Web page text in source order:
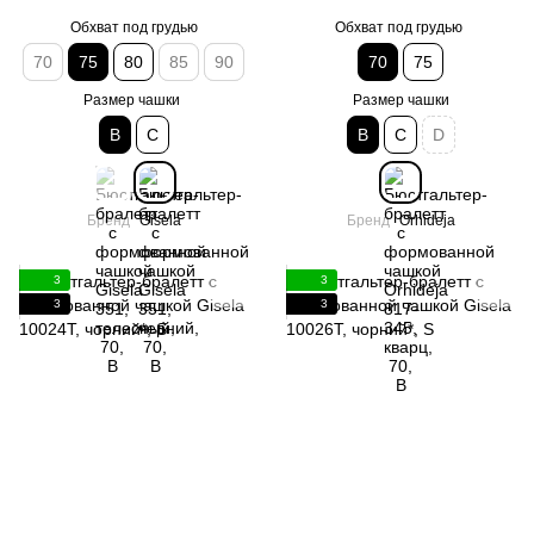
Обхват под грудью
70 75 80 85 90
Размер чашки
B C
Бренд Gisela
Обхват под грудью
70 75
Размер чашки
B C D
Бренд Orhideja
3
3
3
3